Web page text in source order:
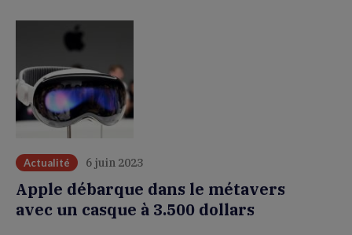
Actualité 6 juin 2023
Apple débarque dans le métavers
avec un casque à 3.500 dollars